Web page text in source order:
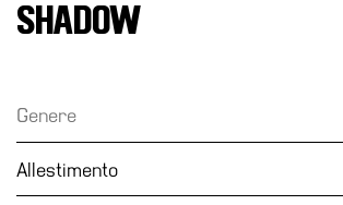
Museo
EN
Accessibilità
SHADOW
Genere
Allestimento